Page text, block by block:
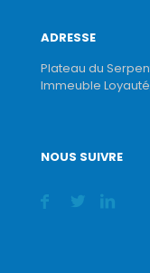
ADRESSE
Plateau du
Immeuble
NOUS SUIVRE